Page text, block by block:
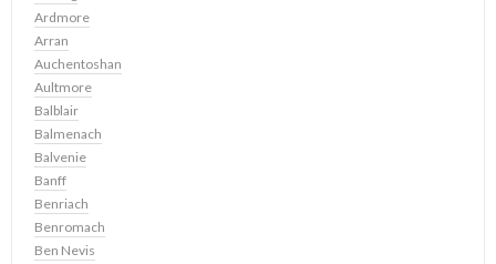
Ardmore
Arran
Auchentoshan
Aultmore
Balblair
Balmenach
Balvenie
Banff
Benriach
Benromach
Ben Nevis